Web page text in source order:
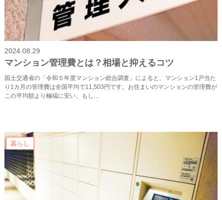
2024.08.29
マンション管理費とは？相場と抑えるコツ
国土交通省の「令和５年度マンション総合調査」によると、マンション1戸当た
り1カ月の管理費は全国平均で11,503円です。お住まいのマンションの管理費が
この平均額より極端に安い、もし…
暮らし